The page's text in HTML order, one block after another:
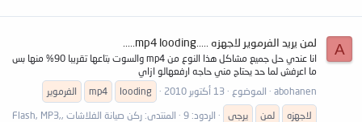
A لمن يريد الفرموير لاجهزه .....mp4 looding.....
انا عندي حل جميع مشاكل هذا النوع من mp4 والسوت بتاعها تقريبا 90% منها بس
ما اعرفش لما حد يحتاج مني حاجه ارفعهالو ازاي
abohanen
الموضوع 13 أكتوبر 2010 looding
mp4
الفرموير
لاجهزه
لمن يرجى الردود: 9 المنتدى:
ركن صيانة الفلاشات ,Flash, MP3,